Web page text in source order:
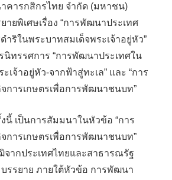
คารกสิกรไทย จำกัด (มหาชน)
ายพิเศษเรื่อง “การพัฒนาประเทศ
ริในพระบาทสมเด็จพระเจ้าอยู่หัว”
นิทรรศการ “การพัฒนาประเทศใน
เจ้าอยู่หัว-จากฟ้าสู่ทะเล” และ “การ
จการเกษตรเพื่อการพัฒนาชนบท”
นี้ เป็นการสัมมนาในหัวข้อ “การ
จการเกษตรเพื่อการพัฒนาชนบท”
ากประเทศไทยและสาธารณรัฐ
รรยาย ภายใต้หัวข้อ การพัฒนา